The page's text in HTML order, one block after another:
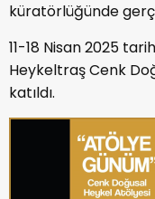
küratörlüğünde
11-18 Nisan 2025
Heykeltraş Cenk
katıldı.